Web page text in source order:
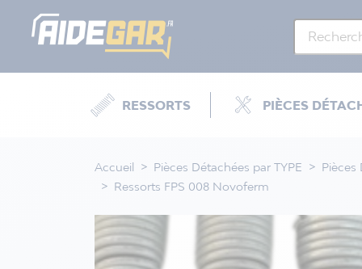
RESSORTS PIÈCES
Accueil Pièces Détachées par TYPE
Pièces
Ressorts FPS 008 Novoferm